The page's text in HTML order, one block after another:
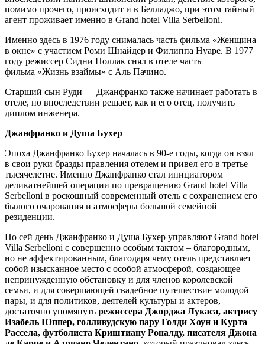
помимо прочего, происходит и в Белладжо, при этом тайный
агент проживает именно в Grand hotel Villa Serbelloni.
Именно здесь в 1976 году снималась часть фильма «Женщина
в окне» с участием Роми Шнайдер и Филиппа Нуаре. В 1977
году режиссер Сидни Поллак снял в отеле часть
фильма «Жизнь взаймы» с Аль Пачино.
Старший сын Руди — Джанфранко также начинает работать в
отеле, но впоследствии решает, как и его отец, получить
диплом инженера.
Джанфранко и Душа Бухер
Эпоха Джанфранко Бухер началась в 90-е годы, когда он взял
в свои руки бразды правления отелем и привел его в третье
тысячелетие. Именно Джанфранко стал инициатором
деликатнейшей операции по превращению Grand hotel Villa
Serbelloni в роскошный современный отель с сохранением его
былого очарования и атмосферы большой семейной
резиденции.
По сей день Джанфранко и Душа Бухер управляют Grand hotel
Villa Serbelloni с совершенно особым тактом – благородным,
но не аффектированным, благодаря чему отель представляет
собой изысканное место с особой атмосферой, создающее
непринужденную обстановку и для членов королевской
семьи, и для совершающей свадебное путешествие молодой
пары, и для политиков, деятелей культуры и актеров,
достаточно упомянуть режиссера Джорджа Лукаса, актрису
Изабель Юппер, голливудскую пару Голди Хоун и Курта
Рассела, футболиста Криштиану Роналду, писателя Джона